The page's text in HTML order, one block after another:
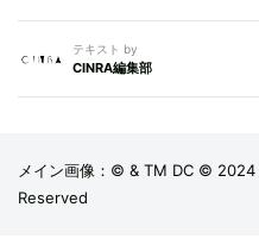
テキスト by
CINRA編集部
メイン画像：© & TM DC ©
Reserved